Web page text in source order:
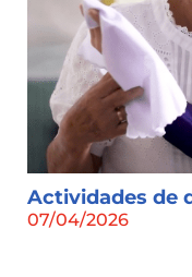
Actividades de
07/04/2026